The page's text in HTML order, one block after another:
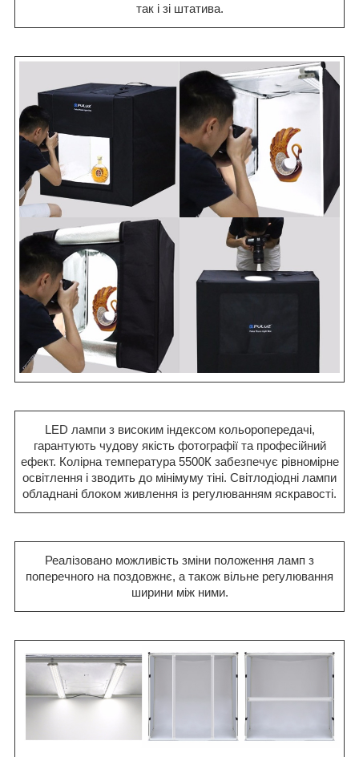
так і зі штатива.
LED лампи з високим індексом кольоропередачі,
гарантують чудову якість фотографії та професійний
ефект. Колірна температура 5500К забезпечує рівномірне
освітлення і зводить до мінімуму тіні. Світлодіодні лампи
обладнані блоком живлення із регулюванням яскравості.
Реалізовано можливість зміни положення ламп з
поперечного на поздовжнє, а також вільне регулювання
ширини між ними.